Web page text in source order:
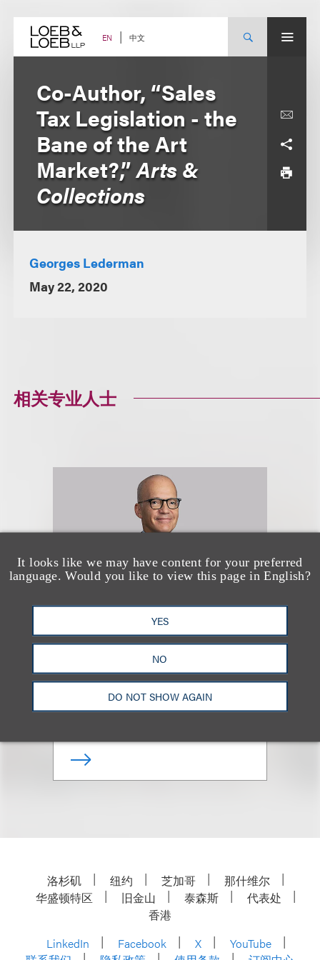
content EN 中文
It looks like we may have content for your preferred
language. Would you like to view this page in English?
YES
NO
DO NOT SHOW AGAIN
Co-Author, “Sales
Tax Legislation - the
Bane of the Art
Market?,”Arts &
Collections
Georges Lederman
May 22, 2020
相关专业人士
Georges Lederman
资深顾问律师
+ 212.407.4141
洛杉矶 纽约 芝加哥
那什维尔
华盛顿特区
旧金山 泰森斯
代表处
香港
LinkedIn
Facebook X
YouTube